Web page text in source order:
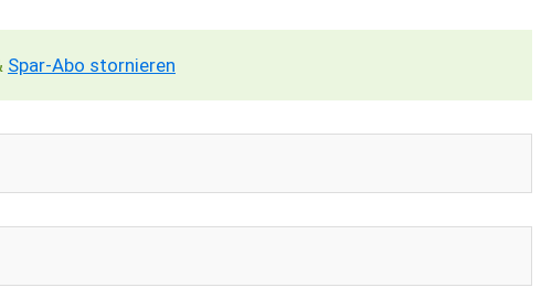
Spar-Abo stornieren